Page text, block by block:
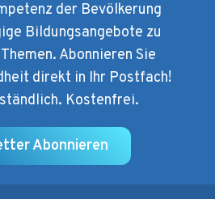
der Bevölkerung
Bildungsangebote zu
Abonnieren Sie
direkt in Ihr Postfach!
Kostenfrei.
Abonnieren